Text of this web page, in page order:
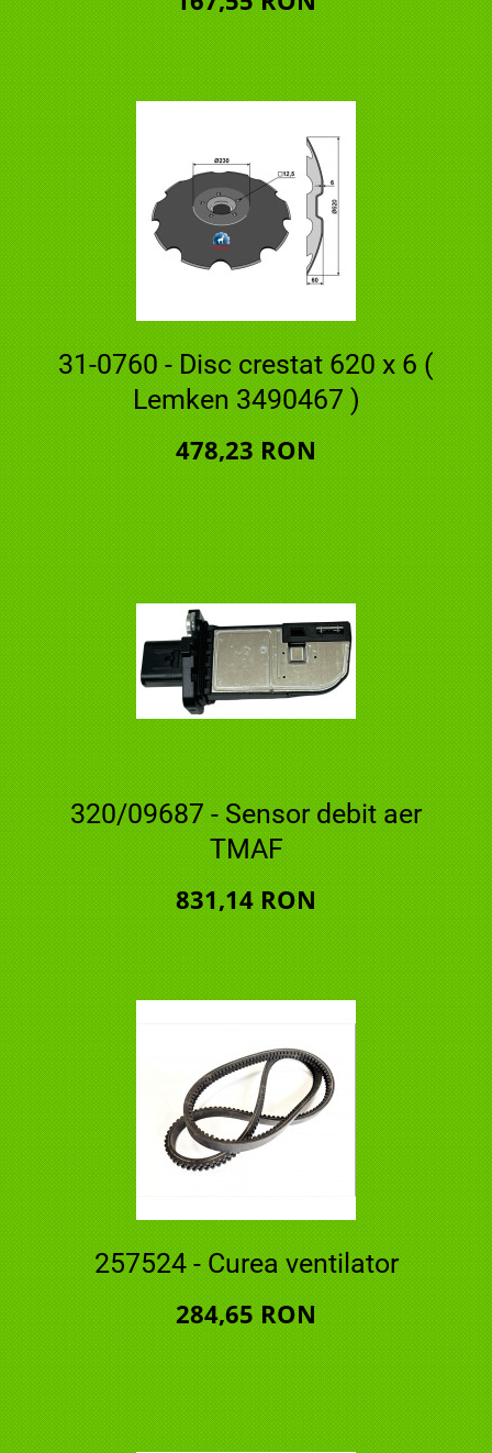
31-0760 - Disc crestat 620 x 6 (
Lemken 3490467 )
478,23 RON
320/09687 - Sensor debit aer
TMAF
831,14 RON
257524 - Curea ventilator
284,65 RON